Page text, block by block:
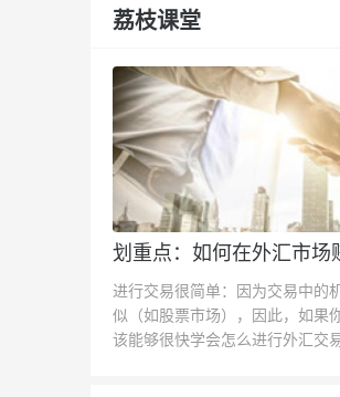
荔枝课堂
划重点：如何在外汇市场
进行交易很简单：因为交易中的
似（如股票市场），因此，如果
该能够很快学会怎么进行外汇交易